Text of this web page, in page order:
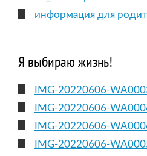
информация для
Я выбираю жизнь!
IMG-20220606-
IMG-20220606-
IMG-20220606-
IMG-20220606-